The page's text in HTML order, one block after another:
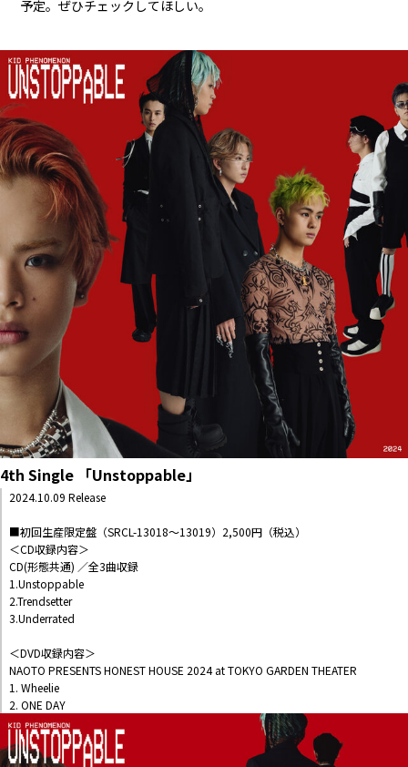
予定。ぜひチェックしてほしい。
4th Single 「Unstoppable」
2024.10.09 Release
■初回生産限定盤（SRCL-13018～13019）2,500円（税込）
＜CD収録内容＞
CD(形態共通) ／全3曲収録
1.Unstoppable
2.Trendsetter
3.Underrated
＜DVD収録内容＞
NAOTO PRESENTS HONEST HOUSE 2024 at TOKYO GARDEN THEATER
1. Wheelie
2. ONE DAY